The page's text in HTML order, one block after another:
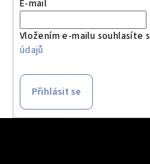
E-mail
Vložením e-mailu souhlasíte s
údajů
Přihlásit se